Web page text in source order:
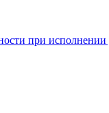
при исполнении